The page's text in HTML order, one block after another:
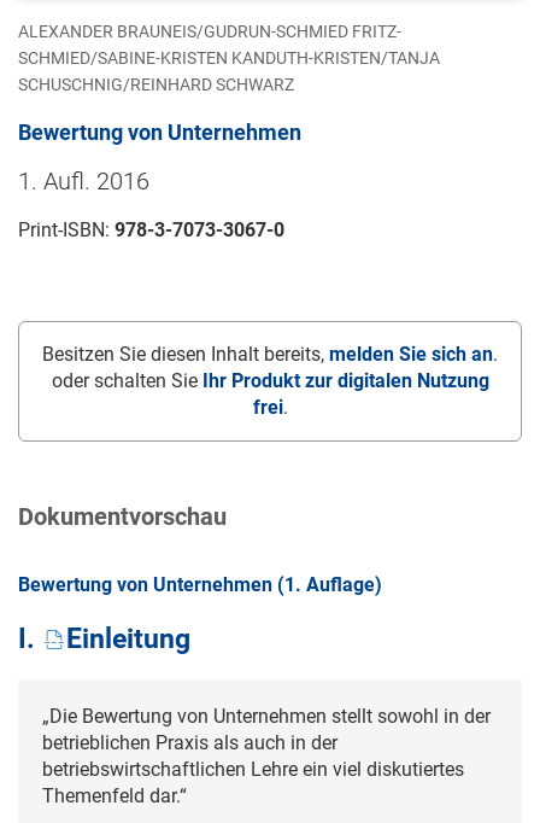
ALEXANDER BRAUNEIS/GUDRUN-SCHMIED FRITZ-
SCHMIED/SABINE-KRISTEN KANDUTH-KRISTEN/TANJA
SCHUSCHNIG/REINHARD SCHWARZ
Bewertung von Unternehmen
1. Aufl. 2016
Print-ISBN: 978-3-7073-3067-0
Besitzen Sie diesen Inhalt bereits, melden Sie sich an.
oder schalten Sie Ihr Produkt zur digitalen Nutzung
frei.
Dokumentvorschau
Bewertung von Unternehmen (1. Auflage)
I. Einleitung
„Die Bewertung von Unternehmen stellt sowohl in der
betrieblichen Praxis als auch in der
betriebswirtschaftlichen Lehre ein viel diskutiertes
Themenfeld dar.“